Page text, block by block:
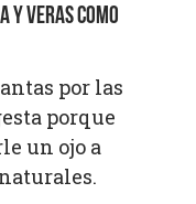
Y VERAS COMO
por las
porque
un ojo a